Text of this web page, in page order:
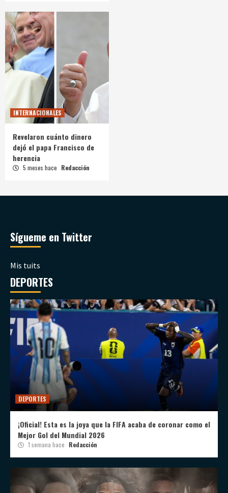
INTERNACIONALES
Revelaron cuánto dinero
dejó el papa Francisco de
herencia
5 meses hace Redacción
Sígueme en Twitter
Mis tuits
DEPORTES
DEPORTES
¡Oficial! Esta es la joya que la FIFA acaba de coronar como el
Mejor Gol del Mundial 2026
1 semana hace Redacción